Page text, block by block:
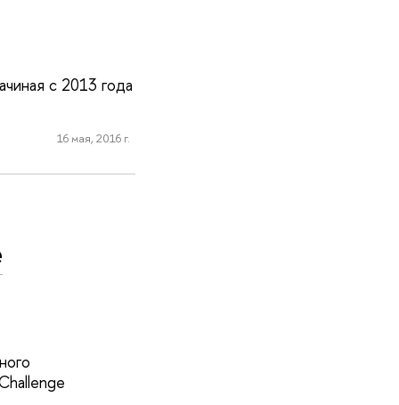
с 2013 года
16 мая, 2016 г.